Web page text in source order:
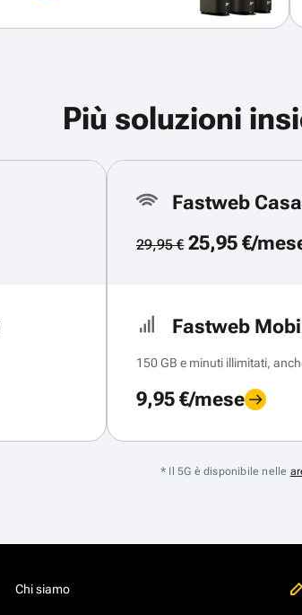
Più soluzioni
Fastweb
29,95 €25,95 €/
Fastweb
150 GB e minuti illimitati,
9,95 €/mese
* Il 5G è disponibile nelle
Chi siamo